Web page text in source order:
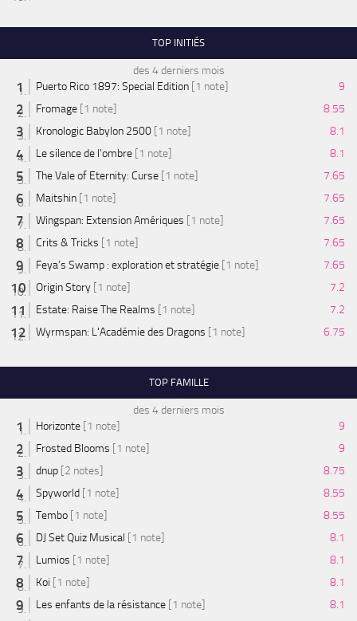
TOP INITIÉS
des 4 derniers mois
Puerto Rico 1897: Special Edition [1 note]
9
Fromage [1 note]
8.55
Kronologic Babylon 2500 [1 note]
8.1
Le silence de l'ombre [1 note]
8.1
The Vale of Eternity: Curse [1 note]
7.65
Maitshin [1 note]
7.65
Wingspan: Extension Amériques [1 note]
7.65
Crits & Tricks [1 note]
7.65
Feya’s Swamp : exploration et stratégie [1 note]
7.65
Origin Story [1 note]
7.2
Estate: Raise The Realms [1 note]
7.2
Wyrmspan: L'Académie des Dragons [1 note] 6.75
TOP FAMILLE
des 4 derniers mois
Horizonte [1 note]
9
Frosted Blooms [1 note]
9
dnup [2 notes]
8.75
Spyworld [1 note]
8.55
Tembo [1 note]
8.55
DJ Set Quiz Musical [1 note]
8.1
Lumios [1 note]
8.1
Koi [1 note]
8.1
Les enfants de la résistance [1 note]
8.1